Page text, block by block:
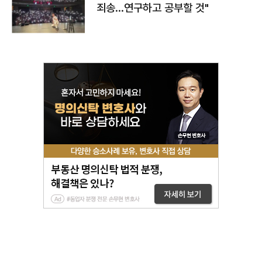
죄송…연구하고 공부할 것"